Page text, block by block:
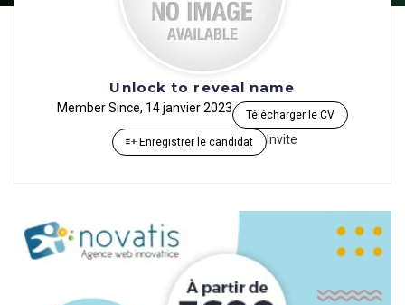
Unlock to reveal name
Member Since, 14 janvier 2023 Télécharger le CV
Enregistrer le candidat Invite